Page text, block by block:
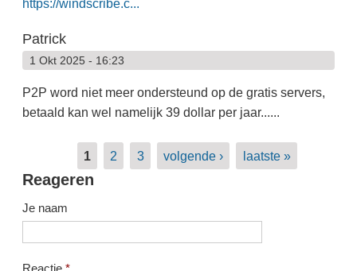
https://windscribe.c...
Patrick
1 Okt 2025 - 16:23
P2P word niet meer ondersteund op de gratis servers,
betaald kan wel namelijk 39 dollar per jaar......
Pagina's1 2 3 volgende › laatste »
Reageren
Je naam